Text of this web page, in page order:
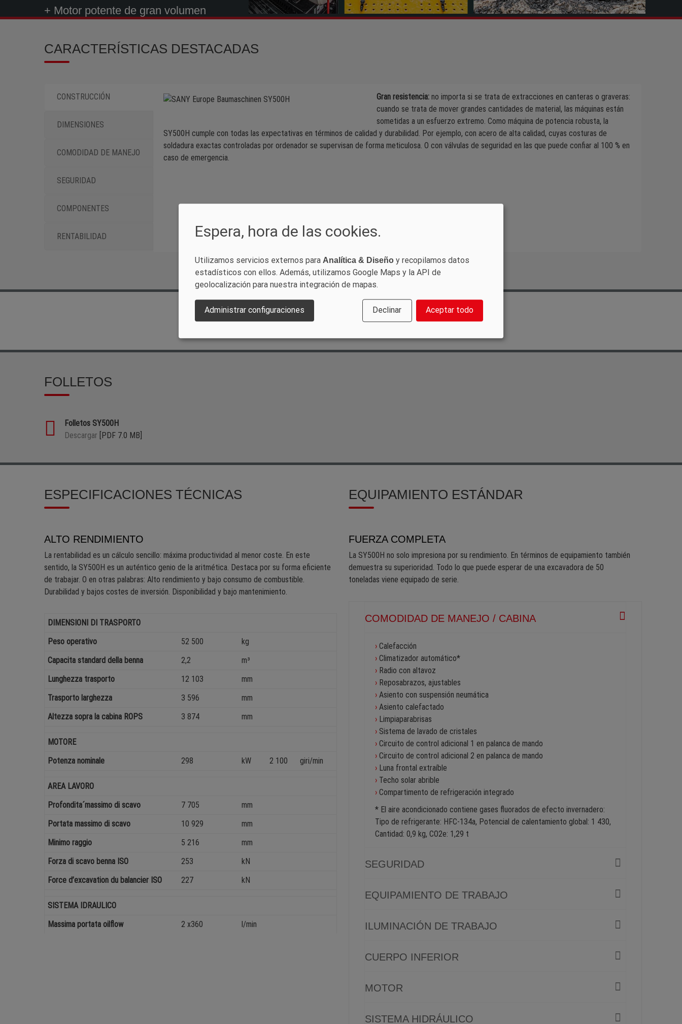
+ Motor potente de gran volumen
CARACTERÍSTICAS DESTACADAS
CONSTRUCCIÓN
DIMENSIONES
COMODIDAD DE MANEJO
SEGURIDAD
COMPONENTES
RENTABILIDAD
Gran resistencia:no importa si se trata de extracciones en canteras o graveras:
cuando se trata de mover grandes cantidades de material, las máquinas están
sometidas a un esfuerzo extremo. Como máquina de potencia robusta, la
SY500H cumple con todas las expectativas en términos de calidad y durabilidad. Por ejemplo, con acero de alta calidad, cuyas costuras de
soldadura exactas controladas por ordenador se supervisan de forma meticulosa. O con válvulas de seguridad en las que puede confiar al 100 % en
caso de emergencia.
FOLLETOS
Folletos SY500H
Descargar
[PDF 7.0 MB]
ESPECIFICACIONES TÉCNICAS
ALTO RENDIMIENTO
La rentabilidad es un cálculo sencillo: máxima productividad al menor coste. En este
sentido, la SY500H es un auténtico genio de la aritmética. Destaca por su forma eficiente
de trabajar. O en otras palabras: Alto rendimiento y bajo consumo de combustible.
Durabilidad y bajos costes de inversión. Disponibilidad y bajo mantenimiento.
DIMENSIONI DI TRASPORTO
Peso operativo
52 500
kg
Capacita standard della benna
2,2
m³
Lunghezza trasporto
12 103
mm
Trasporto larghezza
3 596
mm
Altezza sopra la cabina ROPS
3 874 mm
MOTORE
Potenza nominale
298 kW 2 100 giri/min
AREA LAVORO
Profondita´massimo di scavo
7 705
mm
Portata massimo di scavo
10 929
mm
Minimo raggio
5 216
mm
Forza di scavo benna ISO
253
kN
Force d’excavation du balancier ISO
227 kN
SISTEMA IDRAULICO
Massima portata oilflow
2 x360 l/min
EQUIPAMIENTO ESTÁNDAR
FUERZA COMPLETA
La SY500H no solo impresiona por su rendimiento. En términos de equipamiento también
demuestra su superioridad. Todo lo que puede esperar de una excavadora de 50
toneladas viene equipado de serie.
COMODIDAD DE MANEJO / CABINA
› Calefacción
› Climatizador automático*
› Radio con altavoz
› Reposabrazos, ajustables
› Asiento con suspensión neumática
› Asiento calefactado
› Limpiaparabrisas
› Sistema de lavado de cristales
› Circuito de control adicional 1 en palanca de mando
› Circuito de control adicional 2 en palanca de mando
› Luna frontal extraíble
› Techo solar abrible
› Compartimento de refrigeración integrado
* El aire acondicionado contiene gases fluorados de efecto invernadero:
Tipo de refrigerante: HFC-134a, Potencial de calentamiento global: 1 430,
Cantidad: 0,9 kg, CO2e: 1,29 t
SEGURIDAD
EQUIPAMIENTO DE TRABAJO
ILUMINACIÓN DE TRABAJO
CUERPO INFERIOR
MOTOR
SISTEMA HIDRÁULICO
Espera, hora de las cookies.
Utilizamos servicios externos para Analítica & Diseño y recopilamos datos
estadísticos con ellos. Además, utilizamos Google Maps y la API de
geolocalización para nuestra integración de mapas.
Administrar configuraciones Declinar Aceptar todo